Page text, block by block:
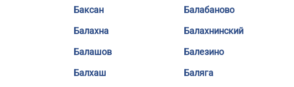
Баксан
Балабаново
Балахна
Балахнинский
Балашов
Балезино
Балхаш
Баляга